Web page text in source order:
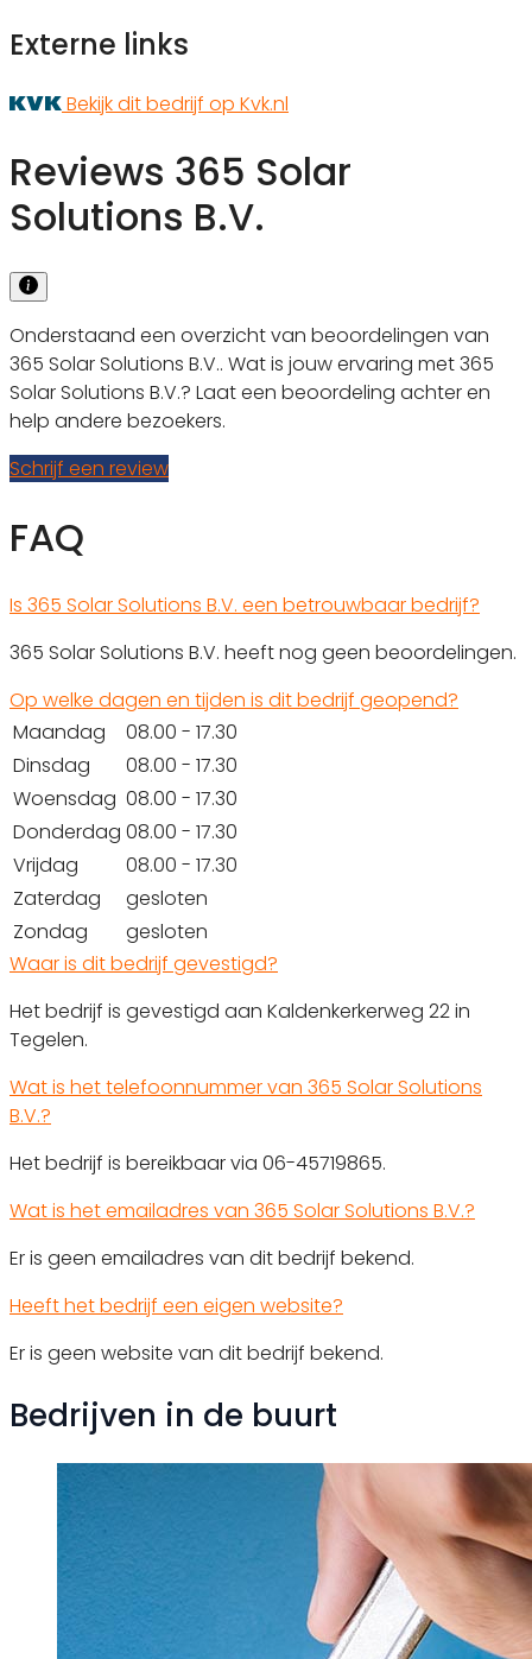
Externe links
Bekijk dit bedrijf op Kvk.nl
Reviews 365 Solar
Solutions B.V.
Onderstaand een overzicht van beoordelingen van
365 Solar Solutions B.V.. Wat is jouw ervaring met 365
Solar Solutions B.V.? Laat een beoordeling achter en
help andere bezoekers.
Schrijf een review
FAQ
Is 365 Solar Solutions B.V. een betrouwbaar bedrijf?
365 Solar Solutions B.V. heeft nog geen beoordelingen.
Op welke dagen en tijden is dit bedrijf geopend?
Maandag
08.00 - 17.30
Dinsdag
08.00 - 17.30
Woensdag 08.00 - 17.30
Donderdag 08.00 - 17.30
Vrijdag
08.00 - 17.30
Zaterdag
gesloten
Zondag
gesloten
Waar is dit bedrijf gevestigd?
Het bedrijf is gevestigd aan Kaldenkerkerweg 22 in
Tegelen.
Wat is het telefoonnummer van 365 Solar Solutions
B.V.?
Het bedrijf is bereikbaar via 06-45719865.
Wat is het emailadres van 365 Solar Solutions B.V.?
Er is geen emailadres van dit bedrijf bekend.
Heeft het bedrijf een eigen website?
Er is geen website van dit bedrijf bekend.
Bedrijven in de buurt